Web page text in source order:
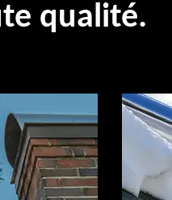
qualité.